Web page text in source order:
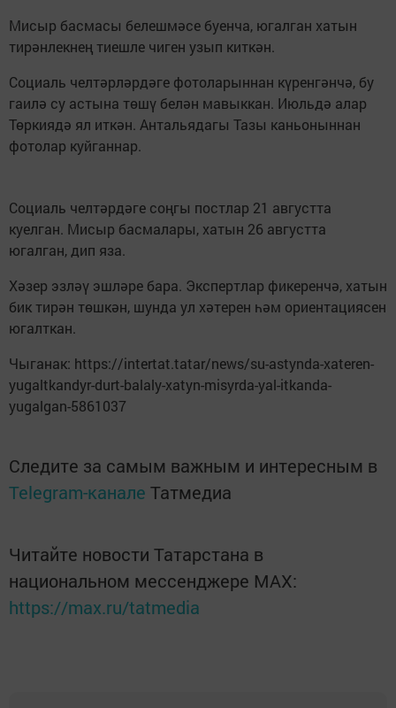
Мисыр басмасы белешмәсе буенча, югалган хатын
тирәнлекнең тиешле чиген узып киткән.
Социаль челтәрләрдәге фотоларыннан күренгәнчә, бу
гаилә су астына төшү белән мавыккан. Июльдә алар
Төркиядә ял иткән. Антальядагы Тазы каньоныннан
фотолар куйганнар.
Социаль челтәрдәге соңгы постлар 21 августта
куелган. Мисыр басмалары, хатын 26 августта
югалган, дип яза.
Хәзер эзләү эшләре бара. Экспертлар фикеренчә, хатын
бик тирән төшкән, шунда ул хәтерен һәм ориентациясен
югалткан.
Чыганак: https://intertat.tatar/news/su-astynda-xateren-
yugaltkandyr-durt-balaly-xatyn-misyrda-yal-itkanda-
yugalgan-5861037
Следите за самым важным и интересным в
Telegram-канале Татмедиа
Читайте новости Татарстана в
национальном мессенджере MАХ:
https://max.ru/tatmedia